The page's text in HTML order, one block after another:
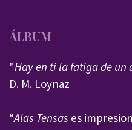
ÁLBUM
"Hay en ti la fatiga de
D. M. Loynaz
“Alas Tensas es